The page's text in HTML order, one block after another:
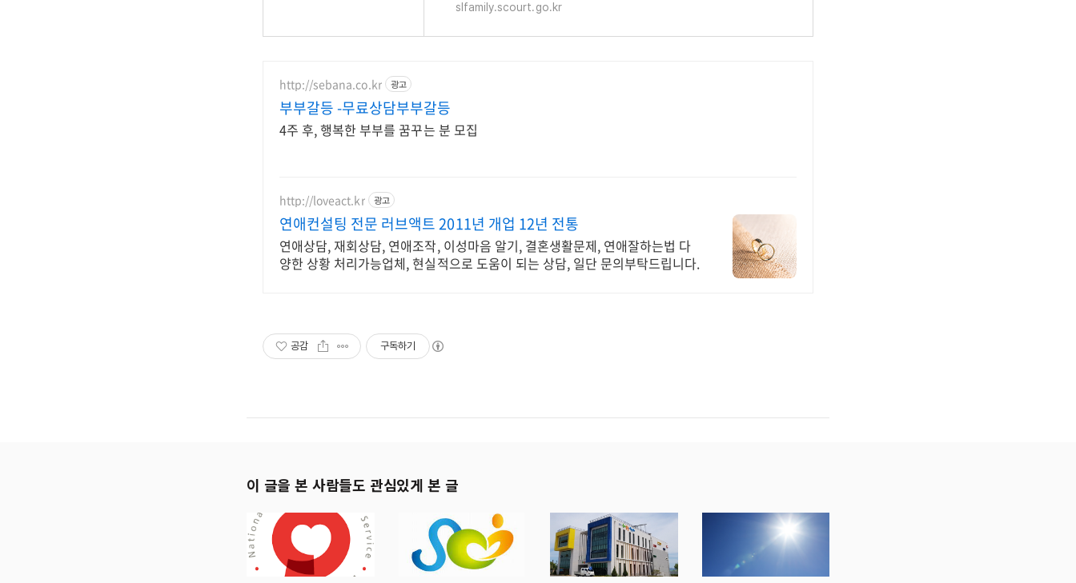
slfamily.scourt.go.kr
http://sebana.co.kr 광고
부부갈등 -무료상담부부갈등
4주 후, 행복한 부부를 꿈꾸는 분 모집
http://loveact.kr 광고
연애컨설팅 전문 러브액트 2011년 개업 12년 전통
연애상담, 재회상담, 연애조작, 이성마음 알기, 결혼생활문제, 연애잘하는법 다
양한 상황 처리가능업체, 현실적으로 도움이 되는 상담, 일단 문의부탁드립니다.
공감 구독하기
이 글을 본 사람들도 관심있게 본 글